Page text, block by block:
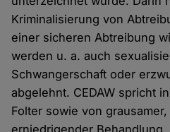
Kriminalisierung von
einer sicheren Abtreibung
werden u. a. auch
Schwangerschaft oder
abgelehnt. CEDAW spricht
Folter sowie von